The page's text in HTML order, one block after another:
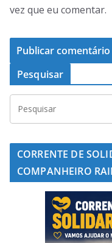
vez que eu comentar.
Pesquisar
CORRENTE DE
COMPANHEIRO